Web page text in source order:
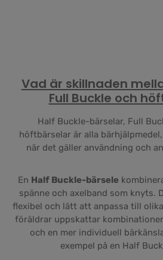
Vad är skillnaden
Full Buckle och
Half Buckle-bärselar, Full
höftbärselar är alla
när det gäller användning och
En Half Buckle-bärsele
spänne och axelband som knyts.
flexibel och lätt att anpassa till
föräldrar uppskattar
och en mer individuell
exempel på en Half